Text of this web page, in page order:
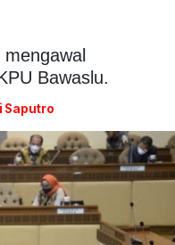
Bawaslu.
Saputro